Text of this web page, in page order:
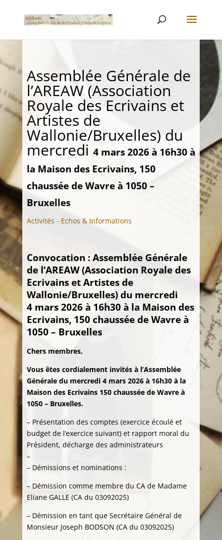
Assemblée Générale de
l’AREAW (Association
Royale des Ecrivains et
Artistes de
Wallonie/Bruxelles) du
mercredi 4 mars 2026 à 16h30 à
la Maison des Ecrivains, 150
chaussée de Wavre à 1050 –
Bruxelles
Activités - Echos & Informations
Convocation : Assemblée Générale
de l’AREAW (Association Royale des
Ecrivains et Artistes de
Wallonie/Bruxelles) du mercredi
4 mars 2026 à 16h30 à la Maison des
Ecrivains, 150 chaussée de Wavre à
1050 – Bruxelles
Chers membres,
Vous êtes cordialement invités à l’Assemblée
Générale du mercredi 4 mars 2026 à 16h30 à la
Maison des Ecrivains 150 chaussée de Wavre à
1050 – Bruxelles.
– Présentation des comptes (exercice écoulé et
budget de l’exercice suivant) et rapport moral du
Président, décharge des administrateurs
–
– Démissions et nominations :
– Démission comme membre du CA de Madame
Eliane GALLE (CA du 03092025)
– Démission en tant que Secrétaire Général de
Monsieur Joseph BODSON (CA du 03092025)